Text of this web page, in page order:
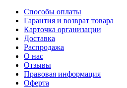
Способы оплаты
Гарантия и возврат товара
Карточка организации
Доставка
Распродажа
О нас
Отзывы
Правовая информация
Оферта